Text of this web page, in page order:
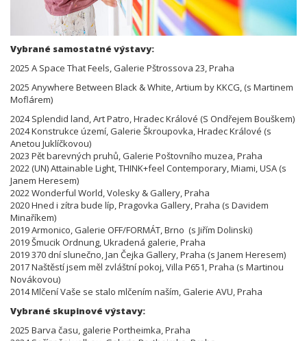
Vybrané samostatné výstavy:
2025 A Space That Feels, Galerie Pštrossova 23, Praha
2025 Anywhere Between Black & White, Artium by KKCG, (s Martinem
Moflárem)
2024 Splendid land, Art Patro, Hradec Králové (S Ondřejem Bouškem)
2024 Konstrukce území, Galerie Škroupovka, Hradec Králové (s
Anetou Juklíčkovou)
2023 Pět barevných pruhů, Galerie Poštovního muzea, Praha
2022 (UN) Attainable Light, THINK+feel Contemporary, Miami, USA (s
Janem Heresem)
2022 Wonderful World, Volesky & Gallery, Praha
2020 Hned i zítra bude líp, Pragovka Gallery, Praha (s Davidem
Minaříkem)
2019 Armonico, Galerie OFF/FORMÁT, Brno (s Jiřím Dolinski)
2019 Šmucik Ordnung, Ukradená galerie, Praha
2019 370 dní slunečno, Jan Čejka Gallery, Praha (s Janem Heresem)
2017 Naštěstí jsem měl zvláštní pokoj, Villa P651, Praha (s Martinou
Novákovou)
2014 Mlčení Vaše se stalo mlčením naším, Galerie AVU, Praha
Vybrané skupinové výstavy:
2025 Barva času, galerie Portheimka, Praha